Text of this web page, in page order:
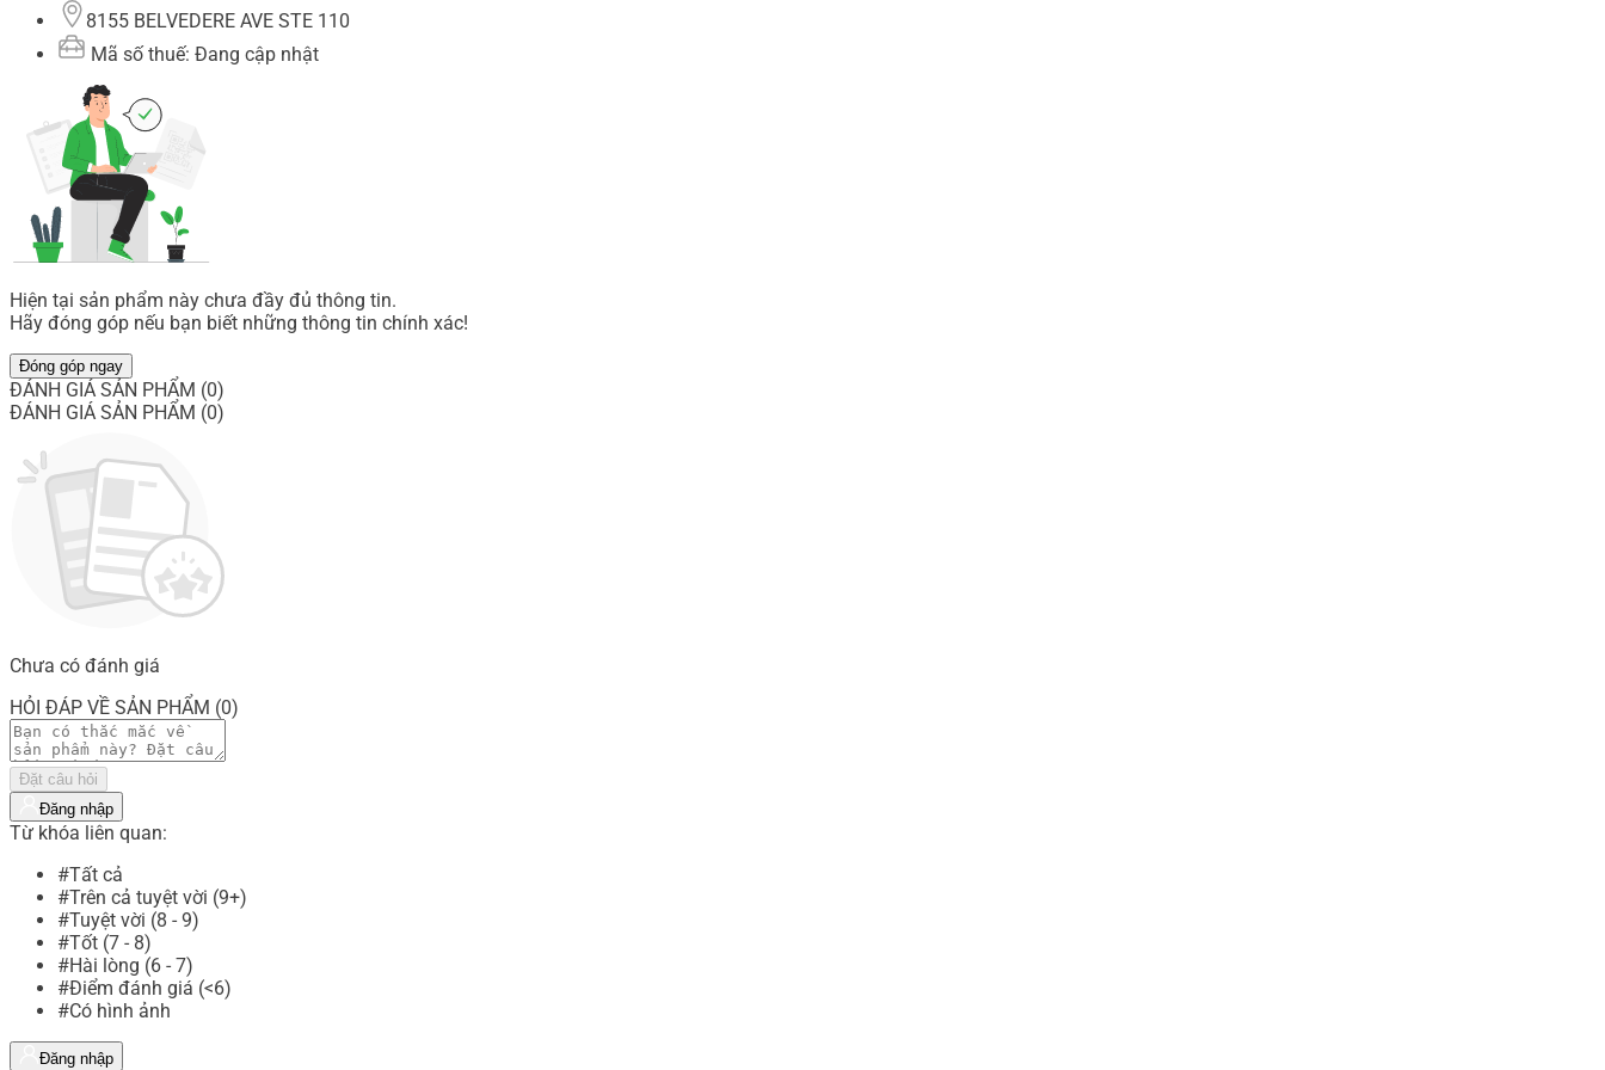
8155 BELVEDERE AVE STE 110
Mã số thuế: Đang cập nhật
Hiện tại sản phẩm này chưa đầy đủ thông tin.
Hãy đóng góp nếu bạn biết những thông tin chính xác!
Đóng góp ngay
ĐÁNH GIÁ SẢN PHẨM (0)
ĐÁNH GIÁ SẢN PHẨM (0)
Chưa có đánh giá
HỎI ĐÁP VỀ SẢN PHẨM (0)
Đặt câu hỏi
Đăng nhập
Từ khóa liên quan:
#Tất cả
#Trên cả tuyệt vời (9+)
#Tuyệt vời (8 - 9)
#Tốt (7 - 8)
#Hài lòng (6 - 7)
#Điểm đánh giá (<6)
#Có hình ảnh
Đăng nhập